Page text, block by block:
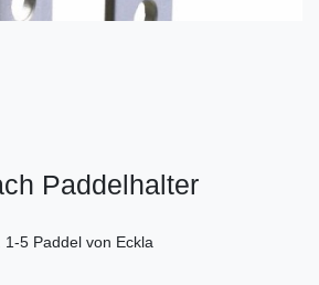
Paddelhalter
5 Paddel von Eckla